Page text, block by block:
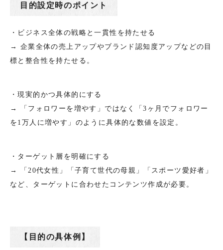
目的設定時のポイント
・ビジネス全体の戦略と一貫性を持たせる
→ 企業全体の売上アップやブランド認知度アップなどの目
標と整合性を持たせる。
・現実的かつ具体的にする
→ 「フォロワーを増やす」ではなく「3ヶ月でフォロワー
を1万人に増やす」のように具体的な数値を設定。
・ターゲット層を明確にする
→ 「20代女性」「子育て世代の母親」「スポーツ愛好者」
など、ターゲットに合わせたコンテンツ作成が必要。
【目的の具体例】